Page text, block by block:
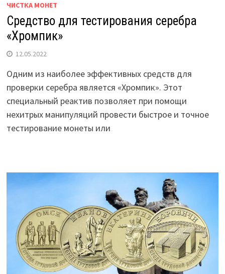
ЧИСТКА МОНЕТ
Средство для тестирования серебра
«Хромпик»
12.05.2022
Одним из наиболее эффективных средств для
проверки серебра является «Хромпик». Этот
специальный реактив позволяет при помощи
нехитрых манипуляций провести быстрое и точное
тестирование монеты или